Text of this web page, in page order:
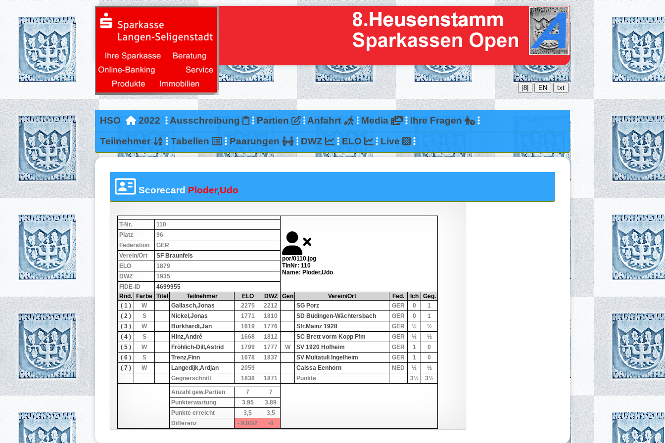
|8| EN txt
HSO 2022 Ausschreibung Partien Anfahrt Media
Ihre Fragen
Teilnehmer
Tabellen Paarungen DWZ ELO Live
Scorecard Ploder,Udo
por/0110.jpg
TlnNr: 110
Name: Ploder,Udo
T-Nr.
110
Platz
96
Federation
GER
Verein/Ort
SF Braunfels
ELO
1879
DWZ
1935
FIDE-ID
4699955
Rnd.
Farbe Titel Teilnehmer ELO DWZ Gen Verein/Ort Fed. Ich
Geg.
( 1 )
W Gallasch,Jonas 2275 2212 SG Porz GER 0
1
( 2 )
S Nickel,Jonas 1771 1810 SD Büdingen-Wächtersbach GER 0
1
( 3 )
W Burkhardt,Jan 1619 1776 Sfr.Mainz 1928 GER ½
½
( 4 )
S Hinz,André 1668 1812 SC Brett vorm Kopp Ffm GER ½
½
( 5 )
W Fröhlich-Dill,Astrid 1799 1777 W SV 1920 Hofheim GER 1
0
( 6 )
S Trenz,Finn 1678 1837 SV Multatuli Ingelheim GER 1
0
( 7 )
W Langedijk,Ardjan 2059 Caissa Eenhorn NED ½
½
Gegnerschnitt
1838 1871 Punkte 3½
3½
Anzahl gew.Partien
7
7
Punkterwartung
3.95
3.89
Punkte erreicht
3,5
3,5
Differenz
- 9.00/2 -8